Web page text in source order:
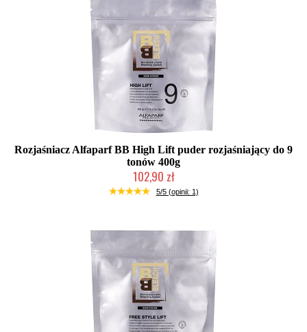
Rozjaśniacz Alfaparf BB High Lift puder rozjaśniający do 9
tonów 400g
102,90 zł
Produkt wycofany
5/5 (opinii: 1)